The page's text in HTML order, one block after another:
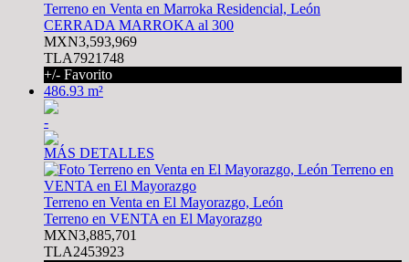
Terreno en Venta en Marroka Residencial, León
CERRADA MARROKA al 300
MXN3,593,969
TLA7921748
+/- Favorito
486.93 m²
-
MÁS DETALLES
Terreno en Venta en El Mayorazgo, León
Terreno en VENTA en El Mayorazgo
MXN3,885,701
TLA2453923